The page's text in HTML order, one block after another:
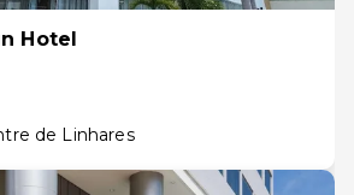
Hotel
de Linhares